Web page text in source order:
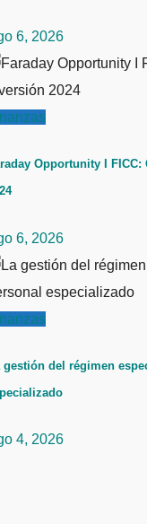
6, 2026
Opportunity I
6, 2026
gestión del régimen
4, 2026